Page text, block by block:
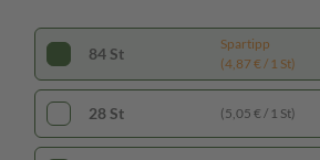
84 St
Spartipp
(4,87 € / 1 St)
28 St (5,05 € / 1 St)